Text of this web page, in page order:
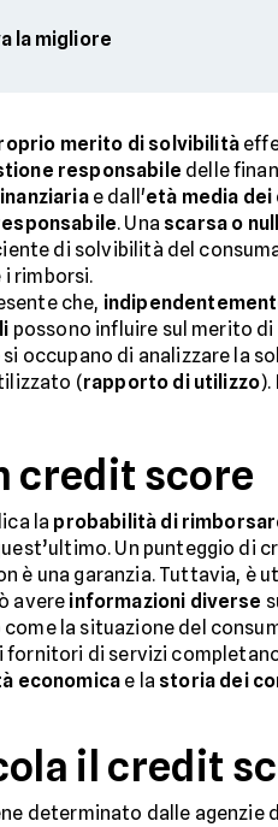
la migliore
merito di solvibilità
responsabile delle
e dall'età media
. Una scarsa o
di solvibilità del
rimborsi.
che,
possono influire sul merito
occupano di analizzare la
(rapporto di utilizzo).
credit score
la probabilità di
Un punteggio di
è una garanzia. Tuttavia, è
avere informazioni diverse
la situazione del
di servizi
economica e la storia dei
il credit
determinato dalle agenzie